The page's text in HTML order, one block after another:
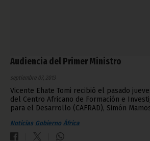
Audiencia del Primer Ministro
septiembre 07, 2013
Vicente Ehate Tomi recibió el pasado
del Centro Africano de Formación e
para el Desarrollo (CAFRAD), Simón
Noticias Gobierno África